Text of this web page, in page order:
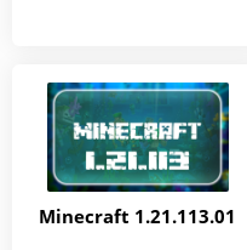
Minecraft 1.21.113.01